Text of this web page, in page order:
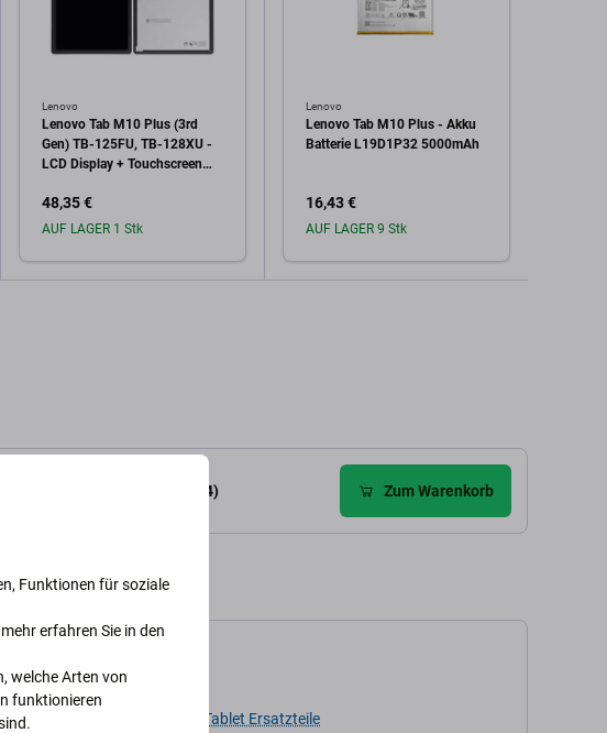
Lenovo
Lenovo Tab M10 Plus (3rd
Gen) TB-125FU, TB-128XU -
LCD Display + Touchscreen
48,35 €
AUF LAGER 1 Stk
Lenovo
Lenovo Tab M10 Plus - Akku
Batterie L19D1P32 5000mAh
16,43 €
AUF LAGER 9 Stk
Bewertungen (4) Zum Warenkorb
Spezifikation
Tablet Ersatzteile
Funktionen für soziale
erfahren Sie in den
welche Arten von
funktionieren